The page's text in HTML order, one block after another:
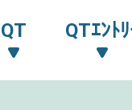
QT QTｴﾝﾄ